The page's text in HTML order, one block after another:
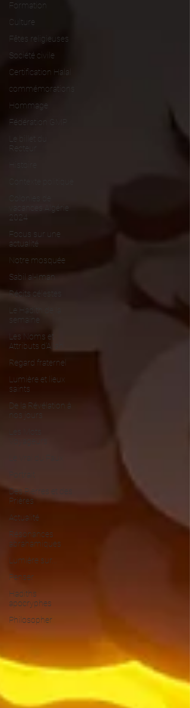
Formation
Culture
Fêtes religieuses
Société civile
Certification Halal
commémorations
Hommage
Fédération GMP
Le billet du
Recteur
vacances Algérie
2024
​​Focus sur une
actualité
Notre mosquée
Sabil al-Iman
Récits célestes
Le Hadith de la
semaine
Les Noms et
Attributs d'Allah
Regard fraternel
Lumière et lieux
saints
De la Révélation à
nos jours
Les Mots
Portrait
Des Pierres et des
Prières
Actualité
Résonances
abrahamiques
Lumière sur...
Penser
Hadiths
apocryphes
Philosopher